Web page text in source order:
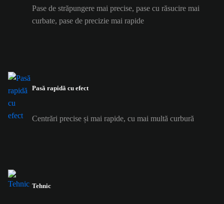
Pase de străpungere mai precise, pase cu răsucire mai
curbate, pase de precizie mai rapide
Pasă rapidă cu efect
Centrări precise și mai rapide, cu mai multă curbură
Tehnic